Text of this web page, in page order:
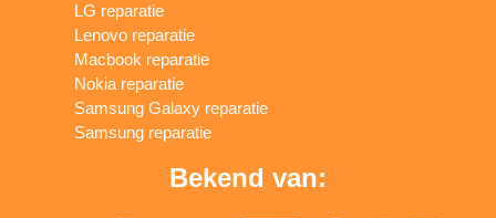
LG reparatie
Lenovo reparatie
Macbook reparatie
Nokia reparatie
Samsung Galaxy reparatie
Samsung reparatie
Bekend van: